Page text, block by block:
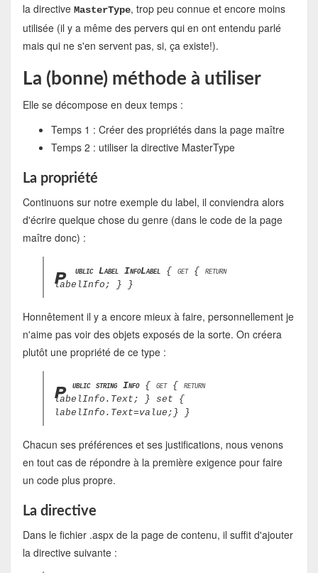
la directive MasterType, trop peu connue et encore moins
utilisée (il y a même des pervers qui en ont entendu parlé
mais qui ne s'en servent pas, si, ça existe!).
La (bonne) méthode à utiliser
Elle se décompose en deux temps :
Temps 1 : Créer des propriétés dans la page maître
Temps 2 : utiliser la directive MasterType
La propriété
Continuons sur notre exemple du label, il conviendra alors
d'écrire quelque chose du genre (dans le code de la page
maître donc) :
p ublic Label InfoLabel{ get { return
labelInfo; } }
Honnêtement il y a encore mieux à faire, personnellement je
n'aime pas voir des objets exposés de la sorte. On créera
plutôt une propriété de ce type :
p ublic string Info{ get { return
labelInfo.Text; } set {
labelInfo.Text=value;} }
Chacun ses préférences et ses justifications, nous venons
en tout cas de répondre à la première exigence pour faire
un code plus propre.
La directive
Dans le fichier .aspx de la page de contenu, il suffit d'ajouter
la directive suivante :